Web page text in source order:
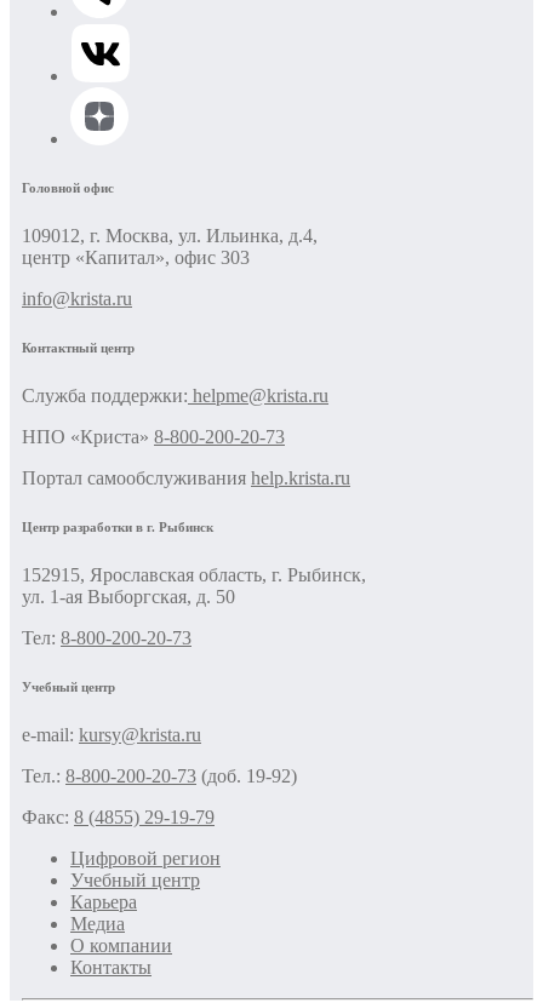
Головной офис
109012, г. Москва, ул. Ильинка, д.4,
центр «Капитал», офис 303
info@krista.ru
Контактный центр
Cлужба поддержки: helpme@krista.ru
НПО «Криста» 8-800-200-20-73
Портал самообслуживания help.krista.ru
Центр разработки в г. Рыбинск
152915, Ярославская область, г. Рыбинск,
ул. 1-ая Выборгская, д. 50
Тел: 8-800-200-20-73
Учебный центр
e-mail: kursy@krista.ru
Тел.: 8-800-200-20-73 (доб. 19-92)
Факс: 8 (4855) 29-19-79
Цифровой регион
Учебный центр
Карьера
Медиа
О компании
Контакты